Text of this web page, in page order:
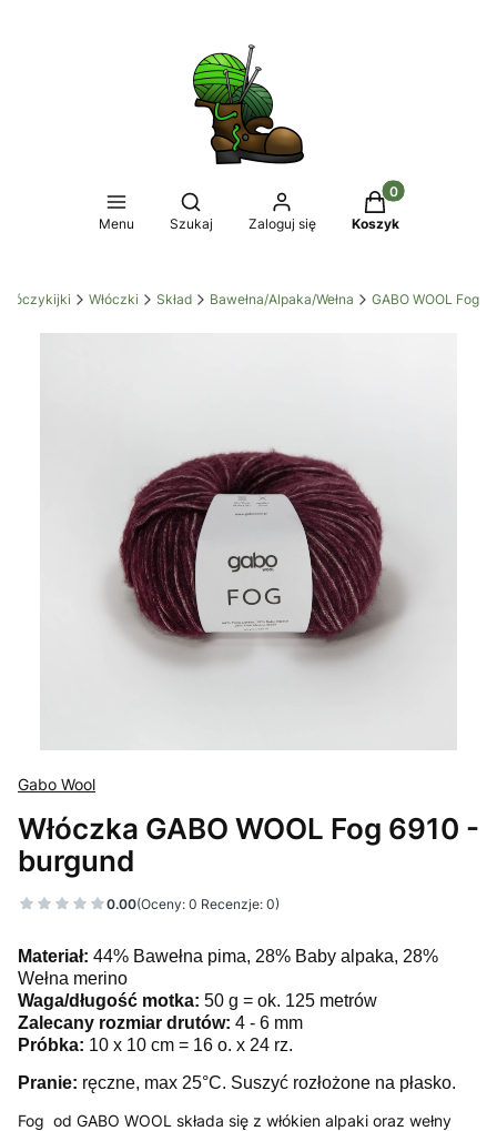
Menu
Otwórz wyszukiwarkę
Szukaj Zaloguj się
Produkty w
Koszyk
Włóczykijki Włóczki Skład Bawełna/Alpaka/Wełna GABO WOOL Fog
Gabo Wool
Włóczka GABO WOOL Fog 6910 -
burgund
0.00(Oceny: 0 Recenzje: 0)
Materiał: 44% Bawełna pima, 28% Baby alpaka, 28%
Wełna merino
Waga/długość motka: 50 g = ok. 125 metrów
Zalecany rozmiar drutów: 4 - 6 mm
Próbka: 10 x 10 cm = 16 o. x 24 rz.
Pranie: ręczne, max 25°C. Suszyć rozłożone na płasko.
Fog od GABO WOOL składa się z włókien alpaki oraz wełny